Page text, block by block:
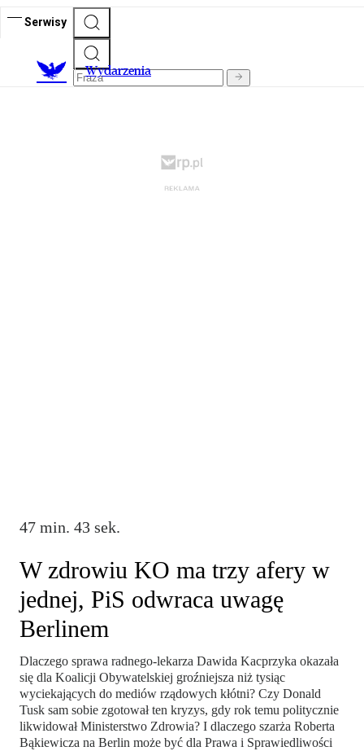
Serwisy
Wydarzenia
47 min. 43 sek.
W zdrowiu KO ma trzy afery w
jednej, PiS odwraca uwagę
Berlinem
Dlaczego sprawa radnego-lekarza Dawida Kacprzyka okazała
się dla Koalicji Obywatelskiej groźniejsza niż tysiąc
wyciekających do mediów rządowych kłótni? Czy Donald
Tusk sam sobie zgotował ten kryzys, gdy rok temu politycznie
likwidował Ministerstwo Zdrowia? I dlaczego szarża Roberta
Bąkiewicza na Berlin może być dla Prawa i Sprawiedliwości